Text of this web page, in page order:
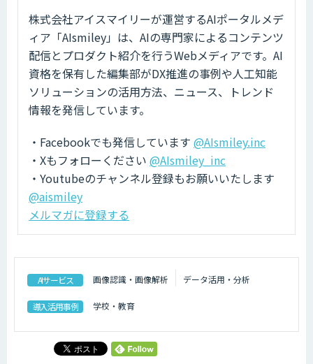
株式会社アイスマイリーが運営するAIポータルメデ
ィア「AIsmiley」は、AIの専門家によるコンテンツ
配信とプロダクト紹介を行うWebメディアです。AI
資格を保有した編集部がDX推進の事例や人工知能
ソリューションの活用方法、ニュース、トレンド
情報を発信しています。
・Facebookでも発信しています @AIsmiley.inc
・Xもフォローください @AIsmiley_inc
・Youtubeのチャンネル登録もお願いいたします
@aismiley
メルマガに登録する
AIサービス 画像認識・画像解析 データ活用・分析
導入活用事例 学校・教育